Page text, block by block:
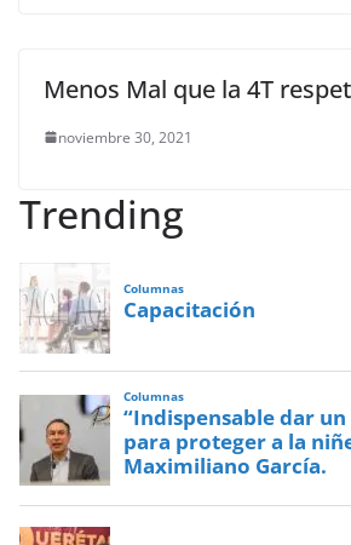
Menos Mal que la 4T
noviembre 30, 2021
Trending